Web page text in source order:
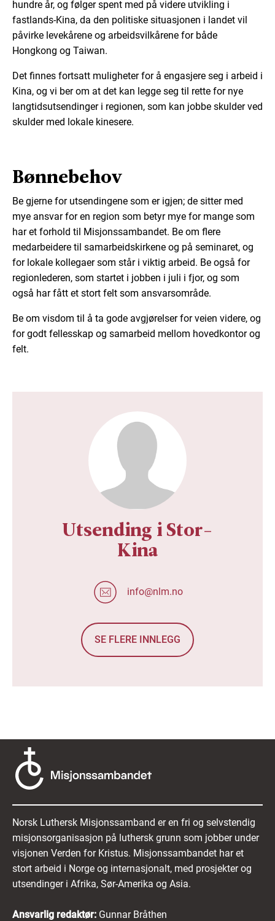
hundre år, og følger spent med på videre utvikling i
fastlands-Kina, da den politiske situasjonen i landet vil
påvirke levekårene og arbeidsvilkårene for både
Hongkong og Taiwan.
Det finnes fortsatt muligheter for å engasjere seg i arbeid i
Kina, og vi ber om at det kan legge seg til rette for nye
langtidsutsendinger i regionen, som kan jobbe skulder ved
skulder med lokale kinesere.
Bønnebehov
Be gjerne for utsendingene som er igjen; de sitter med
mye ansvar for en region som betyr mye for mange som
har et forhold til Misjonssambandet. Be om flere
medarbeidere til samarbeidskirkene og på seminaret, og
for lokale kollegaer som står i viktig arbeid. Be også for
regionlederen, som startet i jobben i juli i fjor, og som
også har fått et stort felt som ansvarsområde.
Be om visdom til å ta gode avgjørelser for veien videre, og
for godt fellesskap og samarbeid mellom hovedkontor og
felt.
Utsending i Stor-
Kina
info@nlm.no
SE FLERE INNLEGG
Norsk Luthersk Misjonssamband er en fri og selvstendig
misjonsorganisasjon på luthersk grunn som jobber under
visjonen Verden for Kristus. Misjonssambandet har et
stort arbeid i Norge og internasjonalt, med prosjekter og
utsendinger i Afrika, Sør-Amerika og Asia.
Ansvarlig redaktør: Gunnar Bråthen